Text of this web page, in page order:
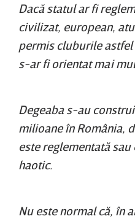
Dacă statul ar fi
civilizat, european,
permis cluburile
s-ar fi orientat mai
Degeaba s-au
milioane în România,
este reglementată
haotic.
Nu este normal că, în